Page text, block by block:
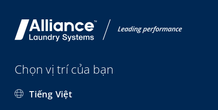
Chọn vị trí của bạn
Tiếng Việt